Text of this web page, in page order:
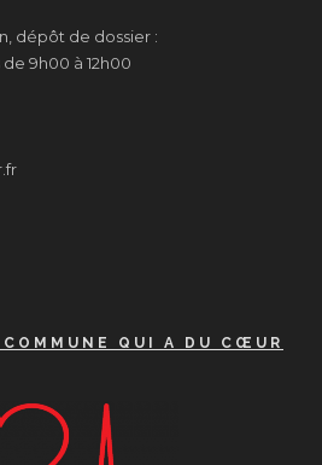
dépôt de dossier :
9h00 à 12h00
QUI A DU CŒUR